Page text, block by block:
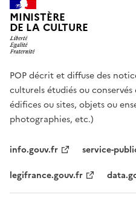
MINISTÈRE
DE LA CULTURE
POP décrit et diffuse des
culturels étudiés ou
édifices ou sites, objets ou
photographies, etc.)
info.gouv.fr
service-
legifrance.gouv.fr